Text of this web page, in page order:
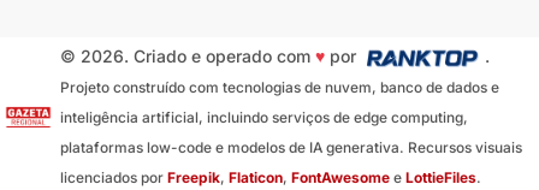
© 2026. Criado e operado com ♥por .
Projeto construído com tecnologias de nuvem, banco de dados e
inteligência artificial, incluindo serviços de edge computing,
plataformas low-code e modelos de IA generativa. Recursos visuais
licenciados por Freepik, Flaticon, FontAwesomee LottieFiles.